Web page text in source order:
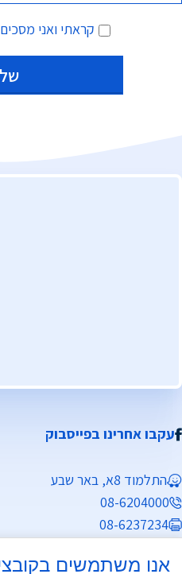
קראתי ואני מסכים
עקבו אחרינו בפייסבוק
התלמוד 8א, באר שבע
08-6204000
08-6237234